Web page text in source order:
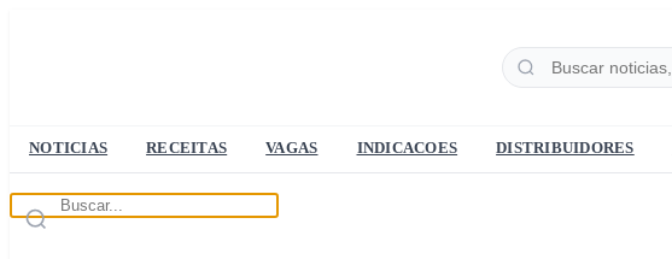
NOTICIAS RECEITAS VAGAS INDICACOES DISTRIBUIDORES